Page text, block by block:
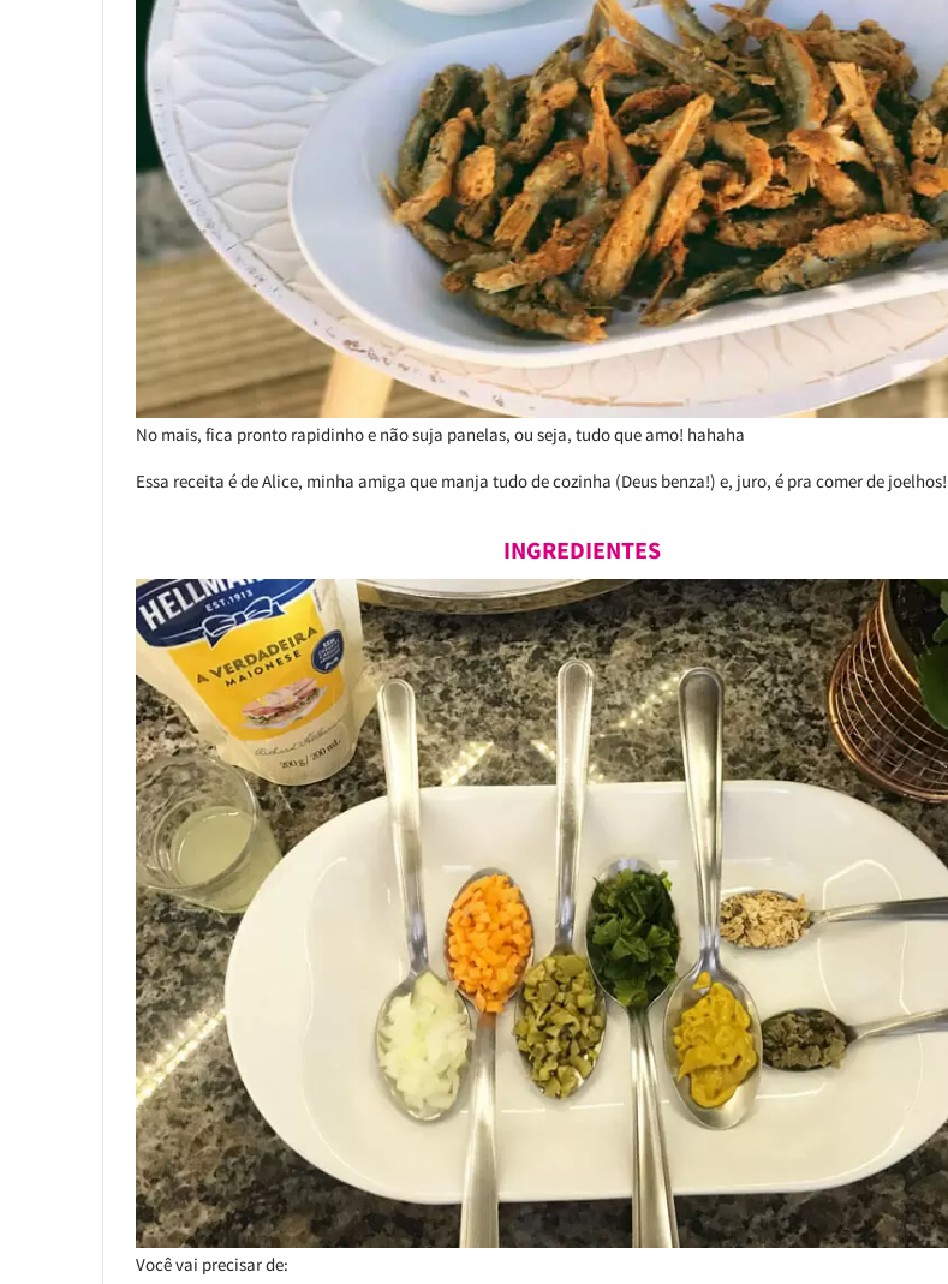
No mais, fica pronto rapidinho e não suja panelas, ou seja, tudo que amo! hahaha
Essa receita é de Alice, minha amiga que manja tudo de cozinha (Deus benza!) e, juro, é pra comer de joelhos!
INGREDIENTES
Você vai precisar de: